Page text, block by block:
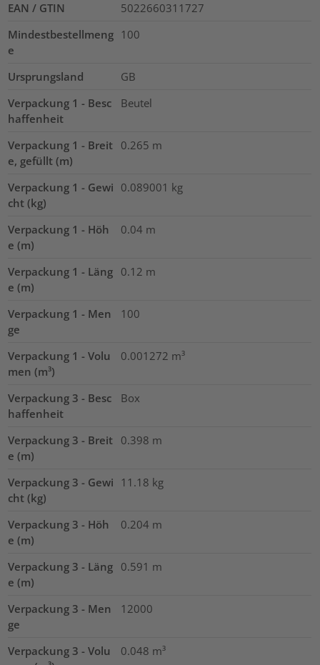
EAN / GTIN
5022660311727
Mindestbestellmeng
e
100
Ursprungsland
GB
Verpackung 1 - Besc
haffenheit
Beutel
Verpackung 1 - Breit
e, gefüllt (m)
0.265 m
Verpackung 1 - Gewi
cht (kg)
0.089001 kg
Verpackung 1 - Höh
e (m)
0.04 m
Verpackung 1 - Läng
e (m)
0.12 m
Verpackung 1 - Men
ge
100
Verpackung 1 - Volu
men (m³)
0.001272 m³
Verpackung 3 - Besc
haffenheit
Box
Verpackung 3 - Breit
e (m)
0.398 m
Verpackung 3 - Gewi
cht (kg)
11.18 kg
Verpackung 3 - Höh
e (m)
0.204 m
Verpackung 3 - Läng
e (m)
0.591 m
Verpackung 3 - Men
ge
12000
Verpackung 3 - Volu
0.048 m³